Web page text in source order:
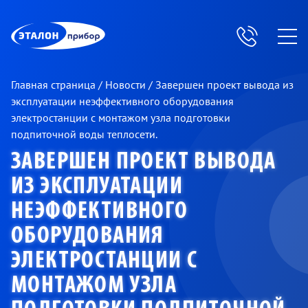
Главная страница / Новости / Завершен проект вывода из
эксплуатации неэффективного оборудования
электростанции с монтажом узла подготовки
подпиточной воды теплосети.
ЗАВЕРШЕН ПРОЕКТ ВЫВОДА
ИЗ ЭКСПЛУАТАЦИИ
НЕЭФФЕКТИВНОГО
ОБОРУДОВАНИЯ
ЭЛЕКТРОСТАНЦИИ С
МОНТАЖОМ УЗЛА